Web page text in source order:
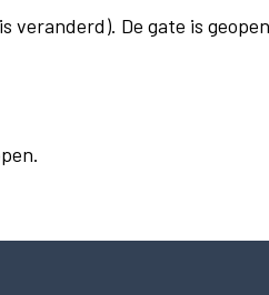
veranderd). De gate is